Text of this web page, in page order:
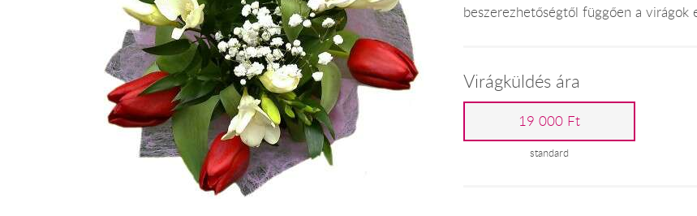
beszerezhetőségtől függően a virágok
Virágküldés ára
19 000 Ft
standard